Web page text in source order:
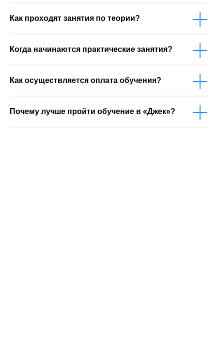
Как проходят занятия по теории?
Когда начинаются практические занятия?
Как осуществляется оплата обучения?
Почему лучше пройти обучение в «Джек»?